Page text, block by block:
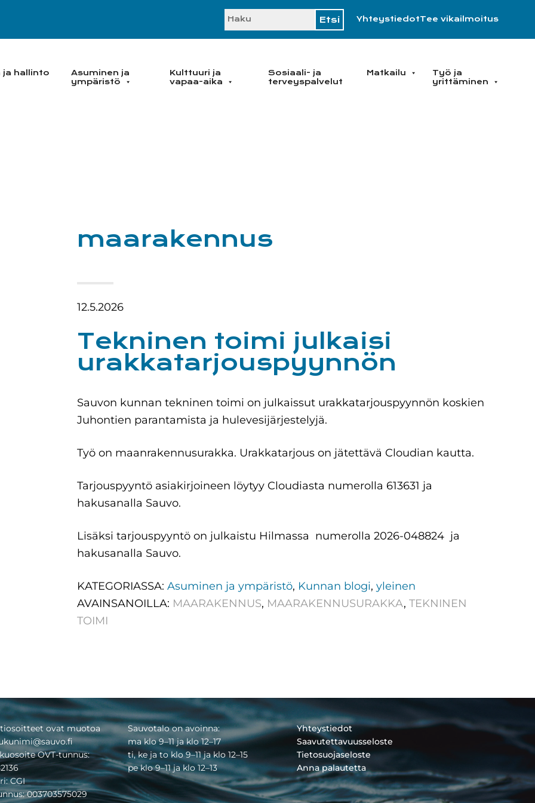
SEARCH
YhteystiedotTee vikailmoitus
ja hallinto
Asuminen ja
ympäristö
Kulttuuri ja
vapaa-aika
Sosiaali- ja
terveyspalvelut
Matkailu
Työ ja
yrittäminen
maarakennus
12.5.2026
Tekninen toimi julkaisi
urakkatarjouspyynnön
Sauvon kunnan tekninen toimi on julkaissut urakkatarjouspyynnön koskien
Juhontien parantamista ja hulevesijärjestelyjä.
Työ on maanrakennusurakka. Urakkatarjous on jätettävä Cloudian kautta.
Tarjouspyyntö asiakirjoineen löytyy Cloudiasta numerolla 613631 ja
hakusanalla Sauvo.
Lisäksi tarjouspyyntö on julkaistu Hilmassa numerolla 2026-048824 ja
hakusanalla Sauvo.
KATEGORIASSA: Asuminen ja ympäristö, Kunnan blogi, yleinen
AVAINSANOILLA: MAARAKENNUS, MAARAKENNUSURAKKA, TEKNINEN
TOIMI
ovat muotoa
OVT-tunnus:
CGI
003703575029
Sauvotalo on avoinna:
ma klo 9–11 ja klo 12–17
ti, ke ja to klo 9–11 ja klo 12–15
pe klo 9–11 ja klo 12–13
Yhteystiedot
Saavutettavuusseloste
Tietosuojaseloste
Anna palautetta